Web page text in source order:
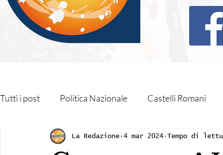
Tutti i post Politica Nazionale Castelli Romani
Roma Capitale Regione Lazio Associazioni
La Redazione 4 mar 2024 Tempo di